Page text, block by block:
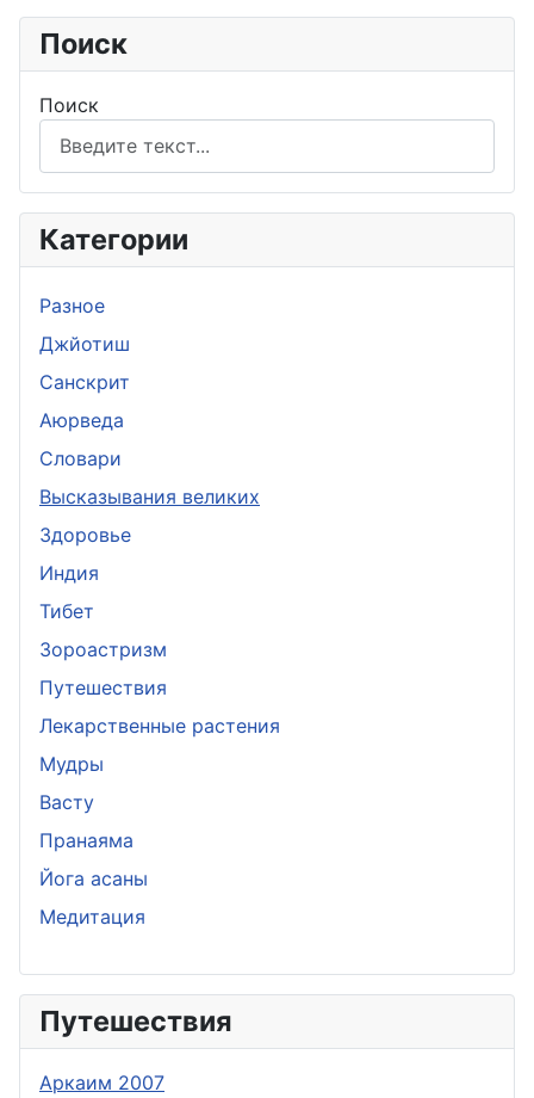
Поиск
Поиск
Категории
Разное
Джйотиш
Санскрит
Аюрведа
Словари
Высказывания великих
Здоровье
Индия
Тибет
Зороастризм
Путешествия
Лекарственные растения
Мудры
Васту
Пранаяма
Йога асаны
Медитация
Путешествия
Аркаим 2007